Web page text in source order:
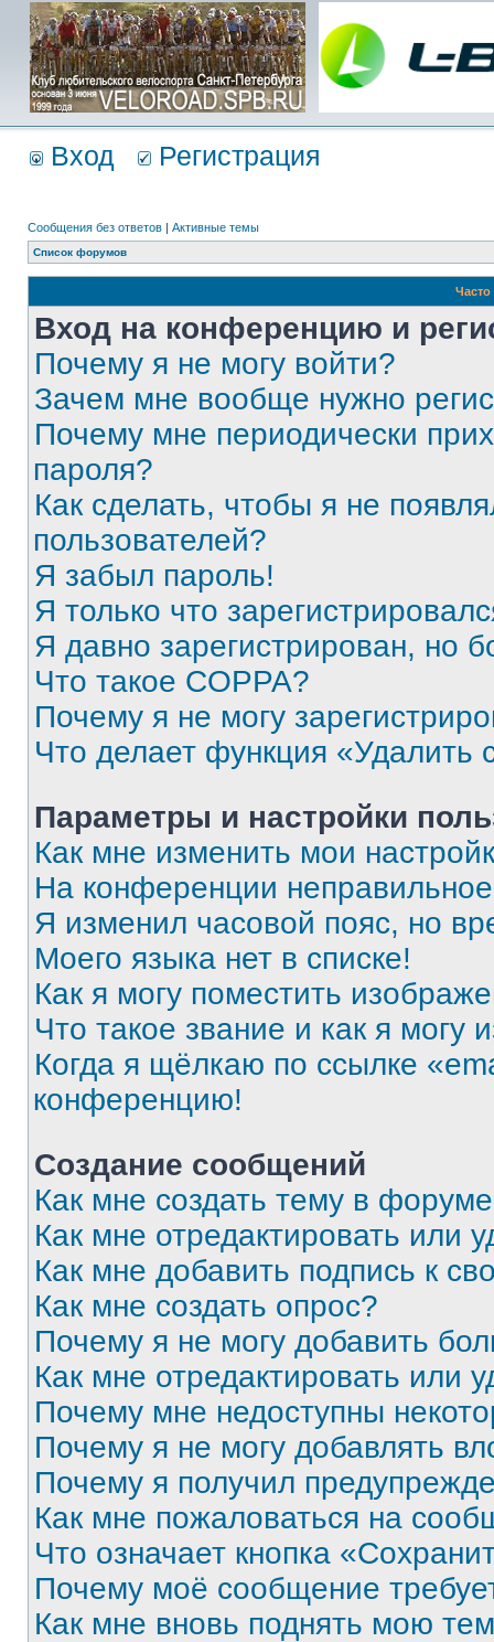
Вход Регистрация
Сообщения без ответов | Активные темы
Список форумов
Вход на конференцию и
Почему я не могу войти?
Зачем мне вообще нужно
Почему мне периодически
пароля?
Как сделать, чтобы я не
пользователей?
Я забыл пароль!
Я только что
Я давно зарегистрирован, но
Что такое COPPA?
Почему я не могу
Что делает функция «Удалить
Параметры и настройки
Как мне изменить мои
На конференции
Я изменил часовой пояс, но
Моего языка нет в списке!
Как я могу поместить
Что такое звание и как я могу
Когда я щёлкаю по ссылке
конференцию!
Создание сообщений
Как мне создать тему в
Как мне отредактировать или
Как мне добавить подпись к
Как мне создать опрос?
Почему я не могу добавить
Как мне отредактировать или
Почему мне недоступны
Почему я не могу добавлять
Почему я получил
Как мне пожаловаться на
Что означает кнопка
Почему моё сообщение
Как мне вновь поднять мою